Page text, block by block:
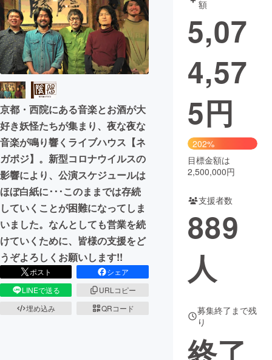
映像・映画 書籍・雑誌
ビジネス・起業 チャレンジ
CAMPFIRE for Social Good
CAMPFIRE Creation
CAMPFIREふるさと納税machi-ya コミュニティ
京都・西院にある音楽とお酒が大
好き妖怪たちが集まり、夜な夜な
音楽が鳴り響くライブハウス【ネ
ガポジ】。新型コロナウイルスの
影響により、公演スケジュールは
ほぼ白紙に･･･このままでは存続
していくことが困難になってしま
いました。なんとしても営業を続
けていくために、皆様の支援をど
うぞよろしくお願いします!!
ポスト
シェア
LINEで送る
URLコピー
埋め込み
QRコード
額
5,07
4,57
5円
202%
目標金額は
2,500,000円
支援者数
889
人
募集終了まで残
り